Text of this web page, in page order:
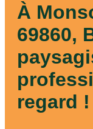
À
69860,
regard !